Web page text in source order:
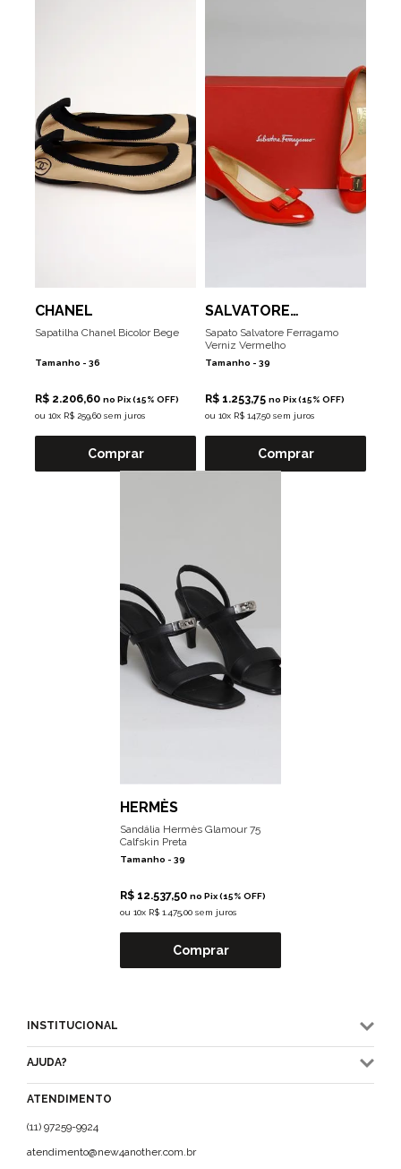
CHANEL
Sapatilha Chanel Bicolor Bege
Tamanho - 36
R$ 2.206,60 no Pix (15% OFF)
ou 10x R$ 259,60 sem juros
Comprar
SALVATORE
FERRAGAMO
Sapato Salvatore Ferragamo
Verniz Vermelho
Tamanho - 39
R$ 1.253,75 no Pix (15% OFF)
ou 10x R$ 147,50 sem juros
Comprar
HERMÈS
Sandália Hermès Glamour 75
Calfskin Preta
Tamanho - 39
R$ 12.537,50 no Pix (15% OFF)
ou 10x R$ 1.475,00 sem juros
Comprar
INSTITUCIONAL
AJUDA?
ATENDIMENTO
(11) 97259-9924
atendimento@new4another.com.br